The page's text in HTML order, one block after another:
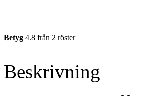
Betyg 4.8 från 2 röster
Beskrivning